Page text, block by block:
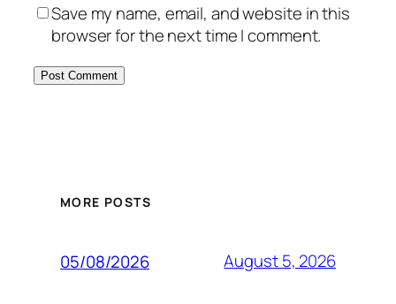
Save my name, email, and website in this
browser for the next time I comment.
MORE POSTS
05/08/2026 August 5, 2026